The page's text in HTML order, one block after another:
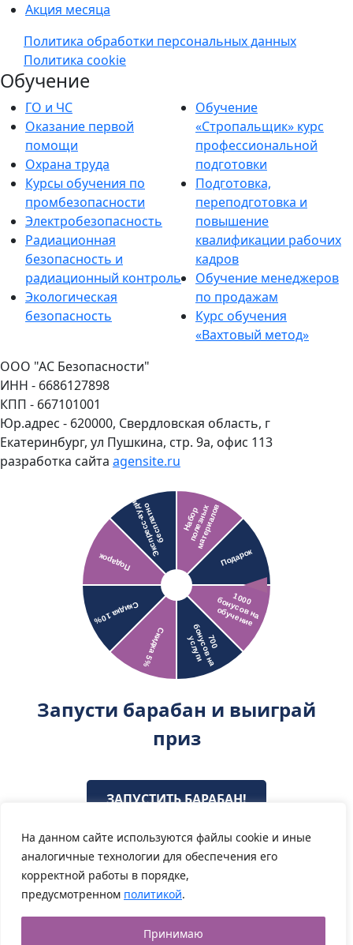
На данном сайте используются файлы cookie и иные
аналогичные технологии для обеспечения его
корректной работы в порядке,
предусмотренном политикой.
Принимаю
Акция месяца
Политика обработки персональных данных
Политика cookie
Обучение
ГО и ЧС
Оказание первой
помощи
Охрана труда
Курсы обучения по
промбезопасности
Электробезопасность
Радиационная
безопасность и
радиационный контроль
Экологическая
безопасность
Обучение
«Стропальщик» курс
профессиональной
подготовки
Подготовка,
переподготовка и
повышение
квалификации рабочих
кадров
Обучение менеджеров
по продажам
Курс обучения
«Вахтовый метод»
ООО "АС Безопасности"
ИНН - 6686127898
КПП - 667101001
Юр.адрес - 620000, Свердловская область, г
Екатеринбург, ул Пушкина, стр. 9а, офис 113
разработка сайта agensite.ru
Запусти барабан и выиграй
приз
ЗАПУСТИТЬ БАРАБАН!
Привет! Я онлайн! Готова
решить любой вопрос!